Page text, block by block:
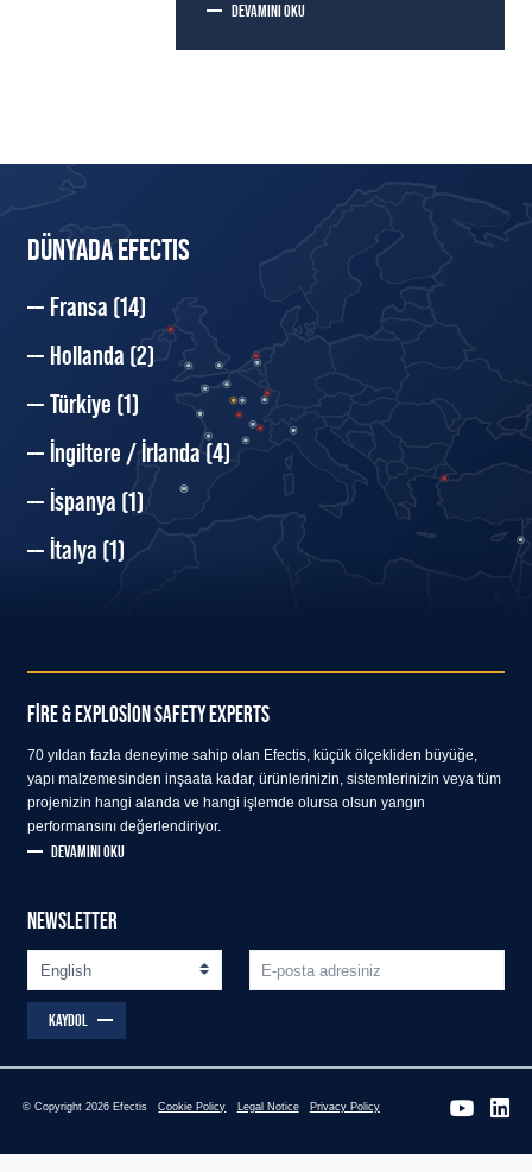
DEVAMINI OKU
DÜNYADA EFECTIS
Fransa (14)
Hollanda (2)
Türkiye (1)
İngiltere / İrlanda (4)
İspanya (1)
İtalya (1)
FIRE & EXPLOSION SAFETY EXPERTS
70 yıldan fazla deneyime sahip olan Efectis, küçük ölçekliden büyüğe,
yapı malzemesinden inşaata kadar, ürünlerinizin, sistemlerinizin veya tüm
projenizin hangi alanda ve hangi işlemde olursa olsun yangın
performansını değerlendiriyor.
DEVAMINI OKU
NEWSLETTER
KAYDOL
© Copyright 2026 Efectis Cookie Policy Legal Notice Privacy Policy